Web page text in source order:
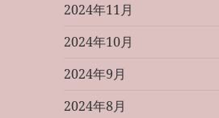
2024年11月
2024年10月
2024年9月
2024年8月